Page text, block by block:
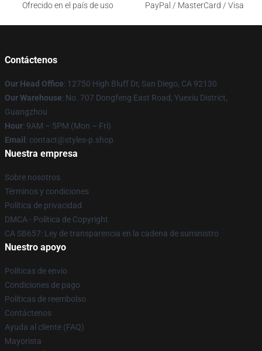
Ofrecido en el país de uso
PayPal / MasterCard / Visa
Contáctenos
Our Head Office: 12750 High Bluff Dr, San Diego, CA 92130
Our Warehouse: No. 707 Dongfeng East Road, Yuexiu District,
Guangzhou
Hour: 9AM – 5PM (Mon – Fri)
Email : contact@styles-p.shop
Nuestra empresa
Sobre nosotros
Términos y condiciones
Política de privacidad
DMCA - Política de Copyright
CA SB657: Ley de transparencia en la cadena de suministro
Nuestro apoyo
Políticas de envío
Condiciones de pago
Políticas de reembolso
Contáctenos
Ayuda al cliente (FAQ)
Mayorista